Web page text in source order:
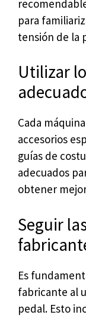
para
tensión de la
Utilizar
Cada
accesorios
guías de
adecuados
obtener
Seguir
Es
fabricante al
pedal. Esto